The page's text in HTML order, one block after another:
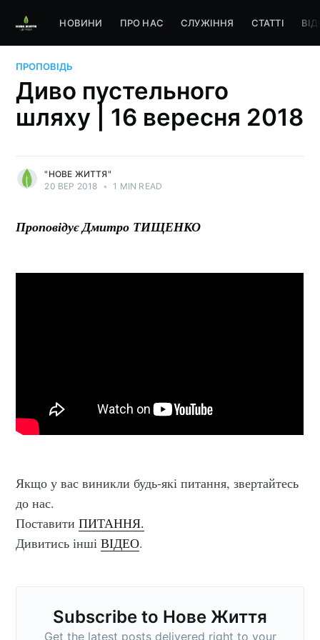
НОВИНИ ПРО НАС СЛУЖІННЯ СТАТТІ
ПРОПОВІДЬ
Диво пустельного
шляху | 16 вересня 2018
"НОВЕ ЖИТТЯ"
20 ВЕР 2018 • 1 MIN READ
Проповідує Дмитро ТИЩЕНКО
Якщо у вас виникли будь-які питання, звертайтесь
до нас.
ПоставитиПИТАННЯ.
Дивитись іншіВІДЕО.
Subscribe to Нове Життя
Get the latest posts delivered right to your